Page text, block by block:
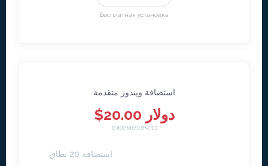
Бесплатная установка
استضافة ويندوز متقدمة
$20.00 دولار
ежемесячно
استضافة 20 نطاق